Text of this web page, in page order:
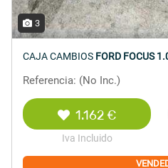
3
CAJA CAMBIOS FORD FOCUS
Referencia: (No Inc.)
1.162 €
Iva Incluido